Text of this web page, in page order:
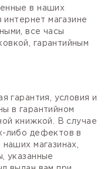
в наших
интернет магазине
все часы
гарантийным
гарантия, условия и
в гарантийном
книжкой. В случае
либо дефектов в
магазинах,
указанные